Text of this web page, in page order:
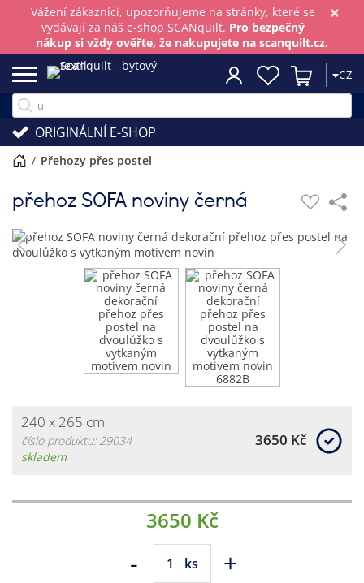
×
Vážení zákazníci, upozorňujeme na stránky, které se
vydávají za náš e-shop SCANquilt. Pro bezpečný
nákup si vždy ověřte, že nakupujete na scanquilt.cz.
CZ
ORIGINÁLNÍ E-SHOP
/ přehozy přes postel
přehoz SOFA noviny černá
240 x 265 cm
číslo produktu: 29034
skladem
3650 Kč
3650 Kč
- ks +